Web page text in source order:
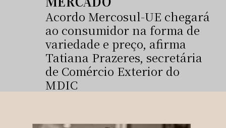
Acordo Mercosul-UE chegará
ao consumidor na forma de
variedade e preço, afirma
Tatiana Prazeres, secretária
de Comércio Exterior do
MDIC